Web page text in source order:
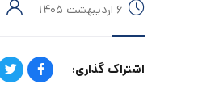
۶ اردیبهشت ۱۴۰۵
اشتراک گذاری: